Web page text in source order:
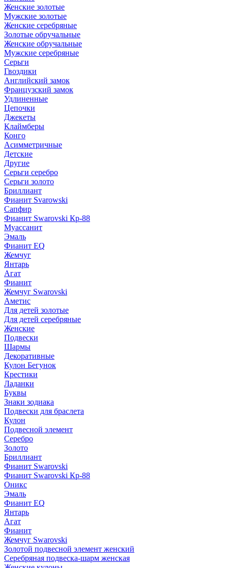
Женские золотые
Мужские золотые
Женские серебряные
Золотые обручальные
Женские обручальные
Мужские серебряные
Серьги
Гвоздики
Английский замок
Французский замок
Удлиненные
Цепочки
Джекеты
Клаймберы
Конго
Асимметричные
Детские
Другие
Серьги серебро
Серьги золото
Бриллиант
Фианит Svarowski
Сапфир
Фианит Swarovski Кр-88
Муассанит
Эмаль
Фианит EQ
Жемчуг
Янтарь
Агат
Фианит
Жемчуг Swarovski
Аметис
Для детей золотые
Для детей серебряные
Женские
Подвески
Шармы
Декоративные
Кулон Бегунок
Крестики
Ладанки
Буквы
Знаки зодиака
Подвески для браслета
Кулон
Подвесной элемент
Серебро
Золото
Бриллиант
Фианит Swarovski
Фианит Swarovski Кр-88
Оникс
Эмаль
Фианит EQ
Янтарь
Агат
Фианит
Жемчуг Swarovski
Золотой подвесной элемент женcкий
Серебряная подвеска-шарм женская